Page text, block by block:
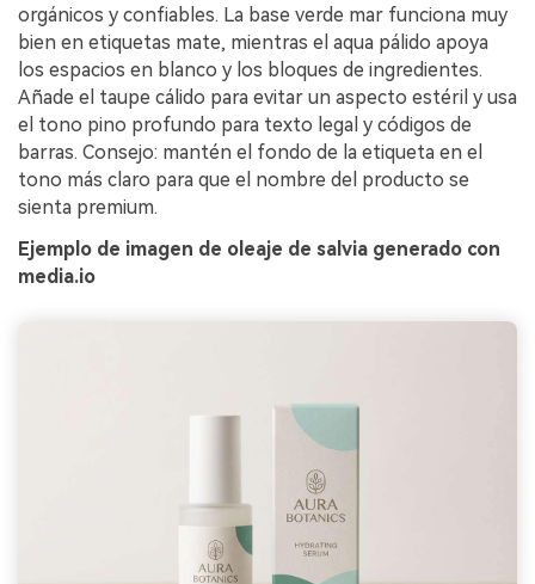
orgánicos y confiables. La base verde mar funciona muy
bien en etiquetas mate, mientras el aqua pálido apoya
los espacios en blanco y los bloques de ingredientes.
Añade el taupe cálido para evitar un aspecto estéril y usa
el tono pino profundo para texto legal y códigos de
barras. Consejo: mantén el fondo de la etiqueta en el
tono más claro para que el nombre del producto se
sienta premium.
Ejemplo de imagen de oleaje de salvia generado con
media.io